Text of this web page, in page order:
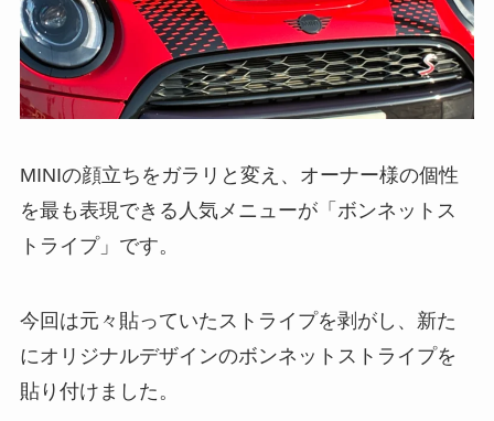
MINIの顔立ちをガラリと変え、オーナー様の個性
を最も表現できる人気メニューが「ボンネットス
トライプ」です。
今回は元々貼っていたストライプを剥がし、新た
にオリジナルデザインのボンネットストライプを
貼り付けました。